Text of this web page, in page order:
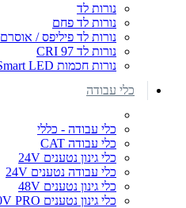
נורות לד
נורות לד פחם
נורות לד פיליפס / אוסרם
נורות לד CRI 97
נורות חכמות Philips Smart LED
כלי עבודה
כלי עבודה - כללי
כלי עבודה CAT
כלי גינון נטענים 24V
כלי עבודה נטענים 24V
כלי גינון נטענים 48V
כלי גינון נטענים 80V PRO